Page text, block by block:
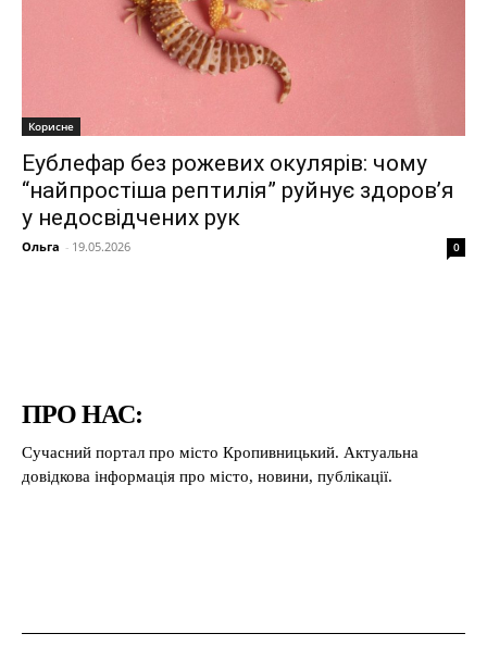
Корисне
Еублефар без рожевих окулярів: чому
“найпростіша рептилія” руйнує здоров’я
у недосвідчених рук
Ольга - 19.05.2026 0
ПРО НАС:
Сучасний портал про місто Кропивницький. Актуальна
довідкова інформація про місто, новини, публікації.